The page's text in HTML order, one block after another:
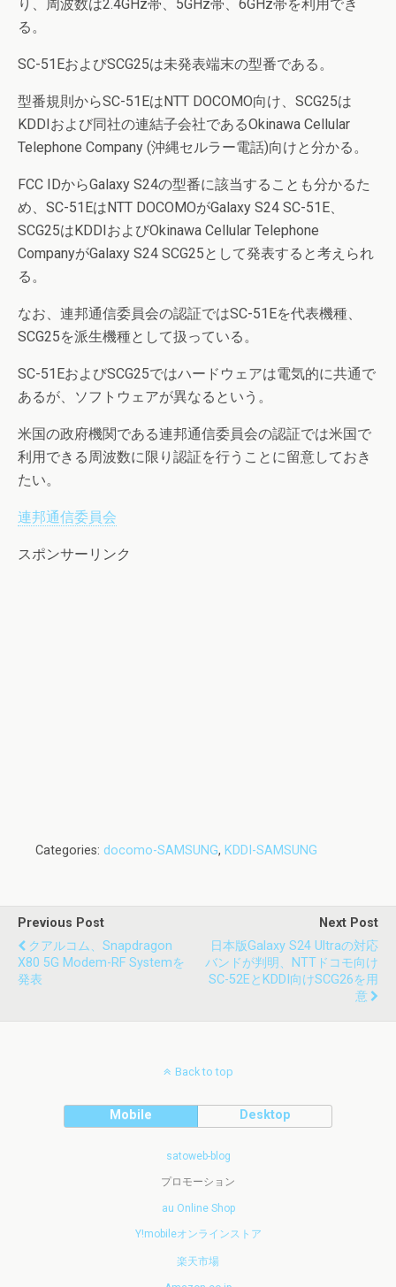
り、周波数は2.4GHz帯、5GHz帯、6GHz帯を利用でき
る。
SC-51EおよびSCG25は未発表端末の型番である。
型番規則からSC-51EはNTT DOCOMO向け、SCG25は
KDDIおよび同社の連結子会社であるOkinawa Cellular
Telephone Company (沖縄セルラー電話)向けと分かる。
FCC IDからGalaxy S24の型番に該当することも分かるた
め、SC-51EはNTT DOCOMOがGalaxy S24 SC-51E、
SCG25はKDDIおよびOkinawa Cellular Telephone
CompanyがGalaxy S24 SCG25として発表すると考えられ
る。
なお、連邦通信委員会の認証ではSC-51Eを代表機種、
SCG25を派生機種として扱っている。
SC-51EおよびSCG25ではハードウェアは電気的に共通で
あるが、ソフトウェアが異なるという。
米国の政府機関である連邦通信委員会の認証では米国で
利用できる周波数に限り認証を行うことに留意しておき
たい。
連邦通信委員会
スポンサーリンク
Categories: docomo-SAMSUNG, KDDI-SAMSUNG
Previous Post
クアルコム、Snapdragon
X80 5G Modem-RF Systemを
発表
Next Post
日本版Galaxy S24 Ultraの対応
バンドが判明、NTTドコモ向け
SC-52EとKDDI向けSCG26を用
意
Back to top
Mobile Desktop
satoweb-blog
プロモーション
au Online Shop
Y!mobileオンラインストア
楽天市場